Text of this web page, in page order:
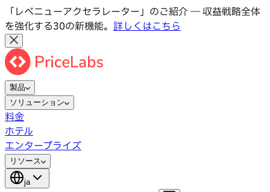
「レベニューアクセラレーター」のご紹介 ― 収益戦略全体
を強化する30の新機能。 詳しくはこちら
製品
ソリューション
料金
ホテル
エンタープライズ
リソース
ja